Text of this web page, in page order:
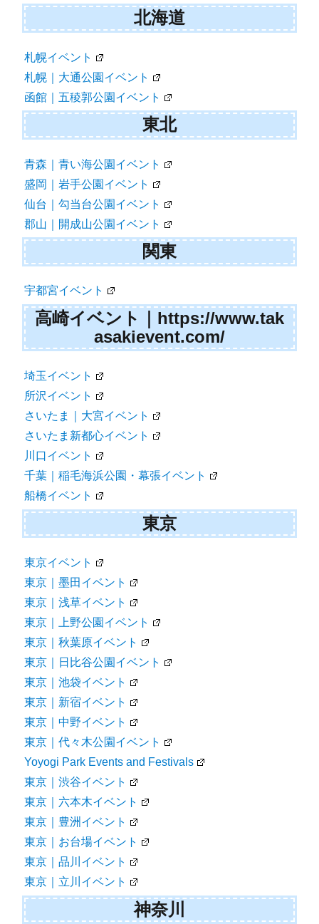
北海道
札幌イベント
札幌｜大通公園イベント
函館｜五稜郭公園イベント
東北
青森｜青い海公園イベント
盛岡｜岩手公園イベント
仙台｜勾当台公園イベント
郡山｜開成山公園イベント
関東
宇都宮イベント
高崎イベント｜https://www.tak
asakievent.com/
埼玉イベント
所沢イベント
さいたま｜大宮イベント
さいたま新都心イベント
川口イベント
千葉｜稲毛海浜公園・幕張イベント
船橋イベント
東京
東京イベント
東京｜墨田イベント
東京｜浅草イベント
東京｜上野公園イベント
東京｜秋葉原イベント
東京｜日比谷公園イベント
東京｜池袋イベント
東京｜新宿イベント
東京｜中野イベント
東京｜代々木公園イベント
Yoyogi Park Events and Festivals
東京｜渋谷イベント
東京｜六本木イベント
東京｜豊洲イベント
東京｜お台場イベント
東京｜品川イベント
東京｜立川イベント
神奈川